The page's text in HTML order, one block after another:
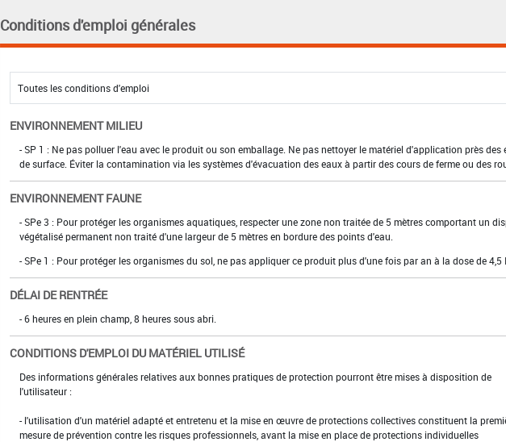
Conditions d'emploi générales
ENVIRONNEMENT MILIEU
- SP 1 : Ne pas polluer l'eau avec le produit ou son emballage. Ne pas nettoyer le matériel d'application près des
de surface. Éviter la contamination via les systèmes d'évacuation des eaux à partir des cours de ferme ou des
ENVIRONNEMENT FAUNE
- SPe 3 : Pour protéger les organismes aquatiques, respecter une zone non traitée de 5 mètres comportant un
végétalisé permanent non traité d'une largeur de 5 mètres en bordure des points d'eau.
- SPe 1 : Pour protéger les organismes du sol, ne pas appliquer ce produit plus d'une fois par an à la dose de 4,5
DÉLAI DE RENTRÉE
- 6 heures en plein champ, 8 heures sous abri.
CONDITIONS D'EMPLOI DU MATÉRIEL UTILISÉ
Des informations générales relatives aux bonnes pratiques de protection pourront être mises à disposition de
l'utilisateur :
- l'utilisation d'un matériel adapté et entretenu et la mise en œuvre de protections collectives constituent la
mesure de prévention contre les risques professionnels, avant la mise en place de protections individuelles